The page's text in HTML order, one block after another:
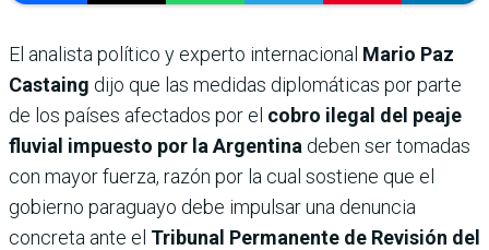
El analista político y experto internacional Mario Paz
Castaing dijo que las medidas diplomáticas por parte
de los países afectados por el cobro ilegal del peaje
fluvial impuesto por la Argentina deben ser tomadas
con mayor fuerza, razón por la cual sostiene que el
gobierno paraguayo debe impulsar una denuncia
concreta ante el Tribunal Permanente de Revisión del